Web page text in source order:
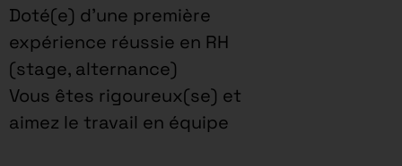
Doté(e) d’une première
expérience réussie en RH
(stage, alternance)
Vous êtes rigoureux(se) et
aimez le travail en équipe